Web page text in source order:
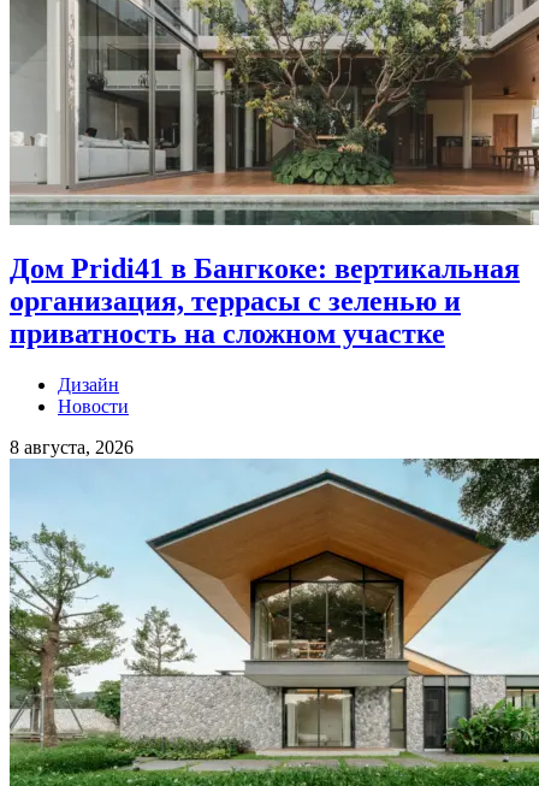
Дом Pridi41 в Бангкоке: вертикальная
организация, террасы с зеленью и
приватность на сложном участке
Дизайн
Новости
8 августа, 2026